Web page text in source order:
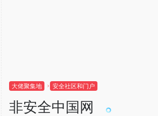
大佬聚集地 安全社区和门户
非安全中国网